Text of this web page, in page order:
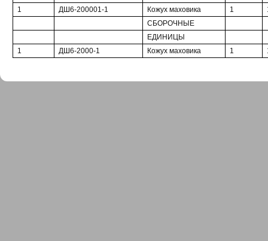
1
ДШ6-200001-1 Кожух маховика 1
СБОРОЧНЫЕ
ЕДИНИЦЫ
1
ДШ6-2000-1 Кожух маховика 1